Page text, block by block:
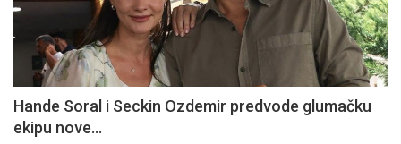
Hande Soral i Seckin Ozdemir predvode glumačku
ekipu nove...